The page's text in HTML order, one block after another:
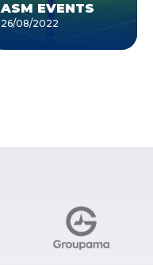
ASM EVENTS
26/08/2022